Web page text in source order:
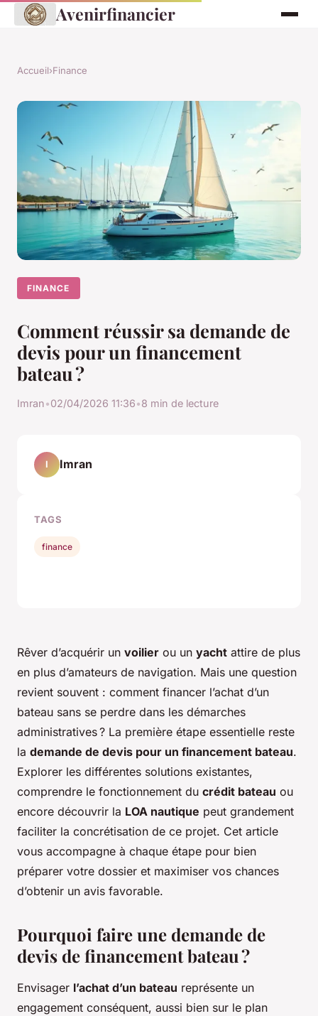
Avenirfinancier
Accueil›Finance
FINANCE
Comment réussir sa demande de
devis pour un financement
bateau ?
Imran•02/04/2026 11:36•8 min de lecture
Rêver d’acquérir un voilier ou un yacht attire de plus
en plus d’amateurs de navigation. Mais une question
revient souvent : comment financer l’achat d’un
bateau sans se perdre dans les démarches
administratives ? La première étape essentielle reste
la demande de devis pour un financement bateau.
Explorer les différentes solutions existantes,
comprendre le fonctionnement du crédit bateau ou
encore découvrir la LOA nautique peut grandement
faciliter la concrétisation de ce projet. Cet article
vous accompagne à chaque étape pour bien
préparer votre dossier et maximiser vos chances
d’obtenir un avis favorable.
Pourquoi faire une demande de
devis de financement bateau ?
Envisager l’achat d’un bateau représente un
engagement conséquent, aussi bien sur le plan
I Imran
TAGS
finance